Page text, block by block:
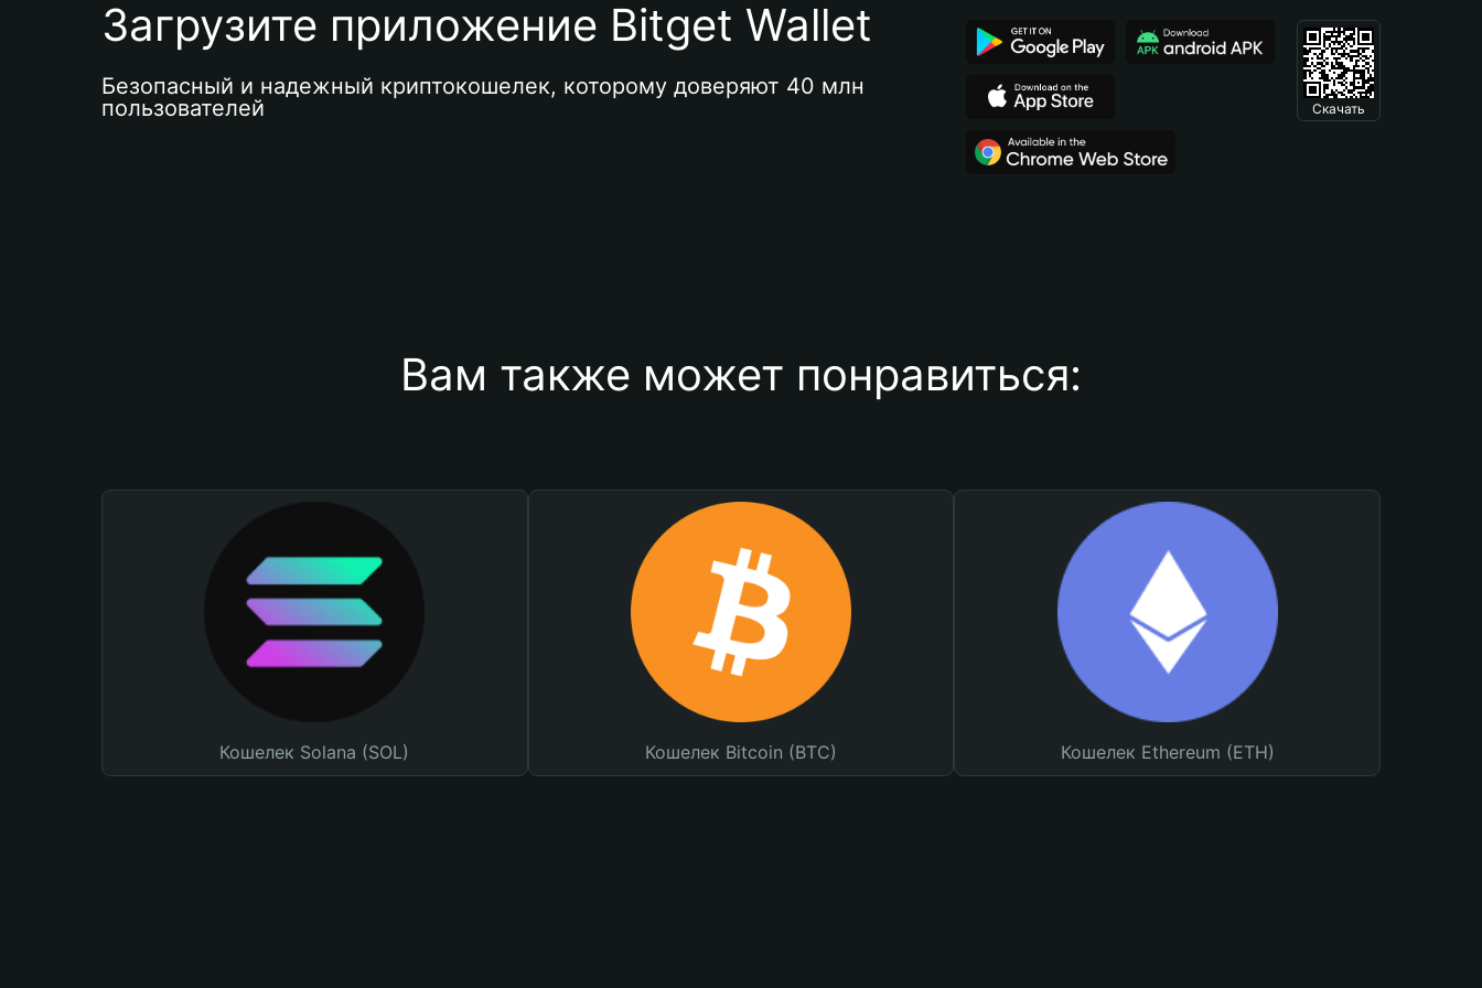
Загрузите приложение Bitget Wallet
Безопасный и надежный криптокошелек, которому доверяют 40 млн
пользователей
Скачать
Вам также может понравиться:
Кошелек Solana (SOL) Кошелек Bitcoin (BTC) Кошелек Ethereum (ETH)